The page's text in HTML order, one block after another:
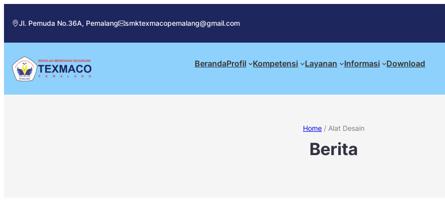
Jl. Pemuda No.36A, Pemalang smktexmacopemalang@gmail.com
BerandaProfil Kompetensi Layanan Informasi Download
Home / Alat Desain
Berita